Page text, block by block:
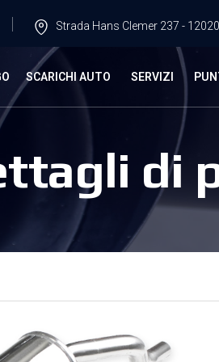
Strada Hans Clemer 237 -
SCARICHI AUTO SERVIZI
di